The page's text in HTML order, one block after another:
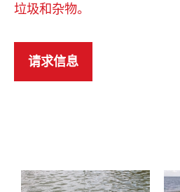
垃圾和杂物。
请求信息